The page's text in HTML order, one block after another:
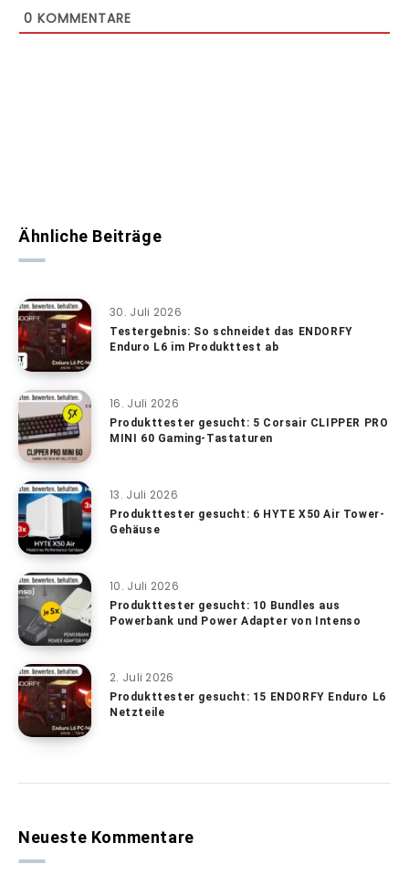
0 KOMMENTARE
Ähnliche Beiträge
30. Juli 2026
Testergebnis: So schneidet das ENDORFY
Enduro L6 im Produkttest ab
16. Juli 2026
Produkttester gesucht: 5 Corsair CLIPPER PRO
MINI 60 Gaming-Tastaturen
13. Juli 2026
Produkttester gesucht: 6 HYTE X50 Air Tower-
Gehäuse
10. Juli 2026
Produkttester gesucht: 10 Bundles aus
Powerbank und Power Adapter von Intenso
2. Juli 2026
Produkttester gesucht: 15 ENDORFY Enduro L6
Netzteile
Neueste Kommentare